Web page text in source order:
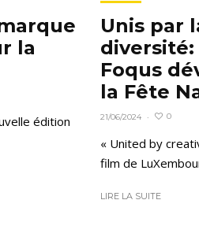
la
édition
Unis par
Foqus
la Fête
21/06/2024 · 0
« United by
film de
LIRE LA SUITE